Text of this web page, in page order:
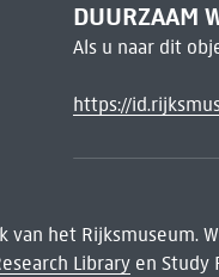
DUURZAAM
Als u naar dit
https://
het Rijksmuseum.
Libraryen Study